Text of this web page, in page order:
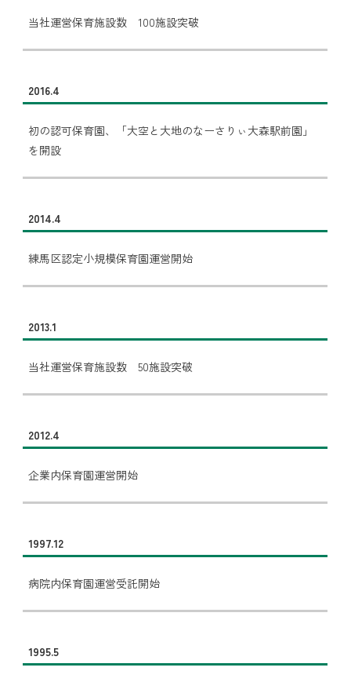
当社運営保育施設数 100施設突破
2016.4
初の認可保育園、「大空と大地のなーさりぃ大森駅前園」
を開設
2014.4
練馬区認定小規模保育園運営開始
2013.1
当社運営保育施設数 50施設突破
2012.4
企業内保育園運営開始
1997.12
病院内保育園運営受託開始
1995.5